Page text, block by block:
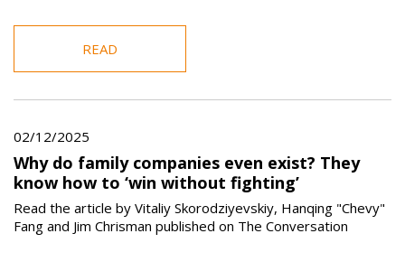
READ
02/12/2025
Why do family companies even exist? They
know how to ‘win without fighting’
Read the article by Vitaliy Skorodziyevskiy, Hanqing "Chevy"
Fang and Jim Chrisman published on The Conversation